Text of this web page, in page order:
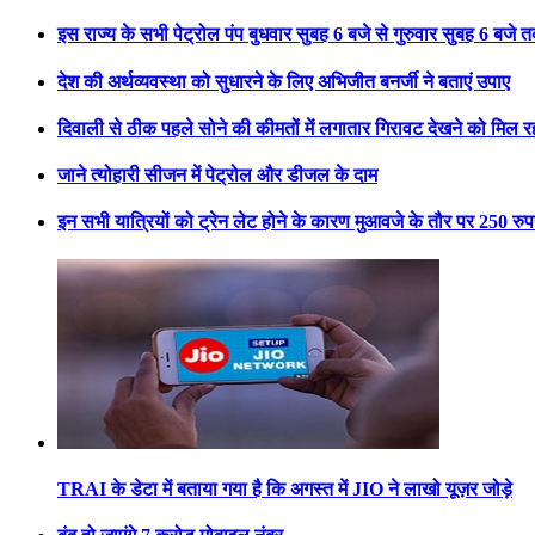
इस राज्य के सभी पेट्रोल पंप बुधवार सुबह 6 बजे से गुरुवार सुबह 6 बजे
देश की अर्थव्यवस्था को सुधारने के लिए अभिजीत बनर्जी ने बताएं उपाए
दिवाली से ठीक पहले सोने की कीमतों में लगातार गिरावट देखने को मिल
जाने त्योहारी सीजन में पेट्रोल और डीजल के दाम
इन सभी यात्रियों को ट्रेन लेट होने के कारण मुआवजे के तौर पर 250
TRAI के डेटा में बताया गया है कि अगस्त में JIO ने लाखो यूज़र जोड़े